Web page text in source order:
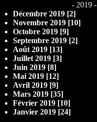
- 2019 -
Décembre 2019 [2]
Novembre 2019 [10]
Octobre 2019 [9]
Septembre 2019 [2]
Août 2019 [13]
Juillet 2019 [3]
Juin 2019 [8]
Mai 2019 [12]
Avril 2019 [9]
Mars 2019 [35]
Février 2019 [10]
Janvier 2019 [24]